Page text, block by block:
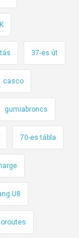
37-es út
casco
gumiabroncs
70-es tábla
U8